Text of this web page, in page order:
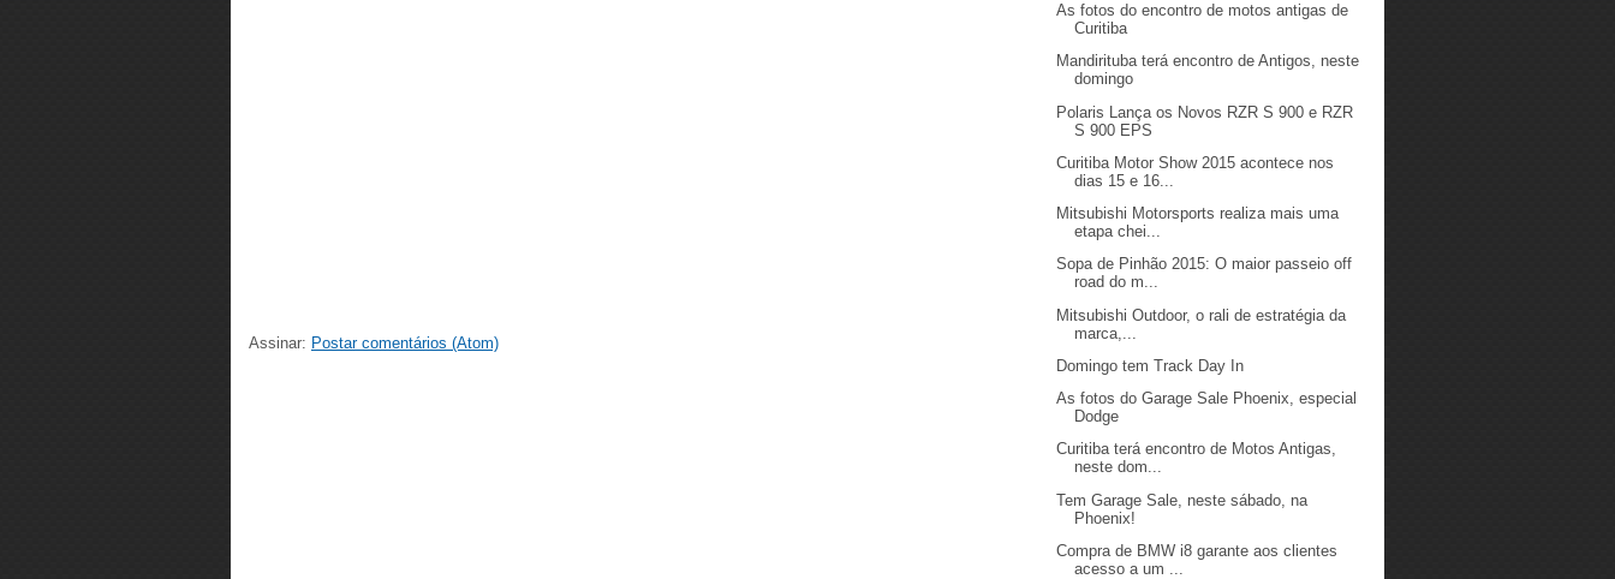
Assinar: Postar comentários (Atom)
As fotos do encontro de motos antigas de
Curitiba
Mandirituba terá encontro de Antigos, neste
domingo
Polaris Lança os Novos RZR S 900 e RZR
S 900 EPS
Curitiba Motor Show 2015 acontece nos
dias 15 e 16...
Mitsubishi Motorsports realiza mais uma
etapa chei...
Sopa de Pinhão 2015: O maior passeio off
road do m...
Mitsubishi Outdoor, o rali de estratégia da
marca,...
Domingo tem Track Day In
As fotos do Garage Sale Phoenix, especial
Dodge
Curitiba terá encontro de Motos Antigas,
neste dom...
Tem Garage Sale, neste sábado, na
Phoenix!
Compra de BMW i8 garante aos clientes
acesso a um ...